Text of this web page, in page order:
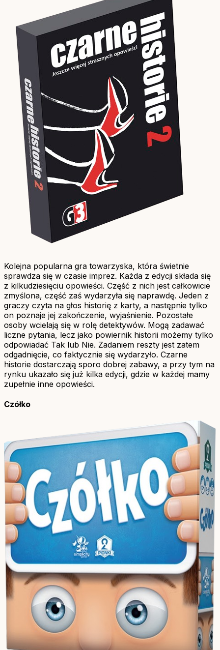
Kolejna popularna gra towarzyska, która świetnie
sprawdza się w czasie imprez. Każda z edycji składa się
z kilkudziesięciu opowieści. Część z nich jest całkowicie
zmyślona, część zaś wydarzyła się naprawdę. Jeden z
graczy czyta na głos historię z karty, a następnie tylko
on poznaje jej zakończenie, wyjaśnienie. Pozostałe
osoby wcielają się w rolę detektywów. Mogą zadawać
liczne pytania, lecz jako powiernik historii możemy tylko
odpowiadać Tak lub Nie. Zadaniem reszty jest zatem
odgadnięcie, co faktycznie się wydarzyło. Czarne
historie dostarczają sporo dobrej zabawy, a przy tym na
rynku ukazało się już kilka edycji, gdzie w każdej mamy
zupełnie inne opowieści.
Czółko